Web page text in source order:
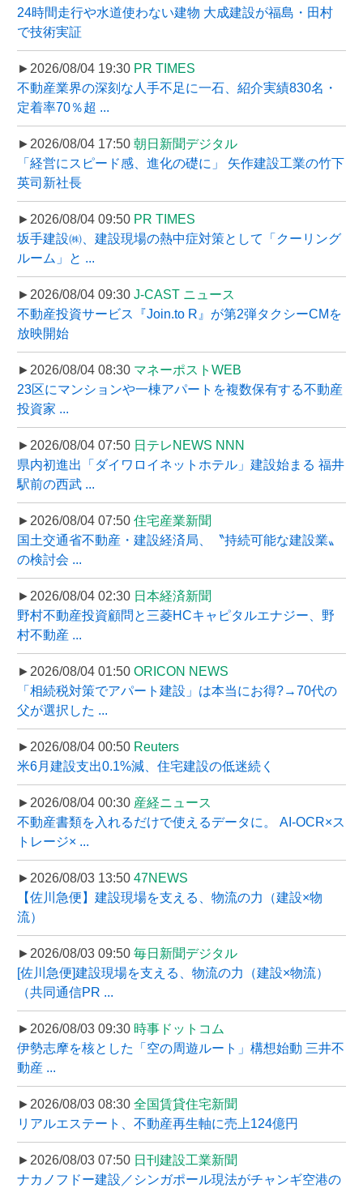
24時間走行や水道使わない建物 大成建設が福島・田村
で技術実証
►2026/08/04 19:30 PR TIMES
不動産業界の深刻な人手不足に一石、紹介実績830名・
定着率70％超 ...
►2026/08/04 17:50 朝日新聞デジタル
「経営にスピード感、進化の礎に」 矢作建設工業の竹下
英司新社長
►2026/08/04 09:50 PR TIMES
坂手建設㈱、建設現場の熱中症対策として「クーリング
ルーム」と ...
►2026/08/04 09:30 J-CAST ニュース
不動産投資サービス『Join.to R』が第2弾タクシーCMを
放映開始
►2026/08/04 08:30 マネーポストWEB
23区にマンションや一棟アパートを複数保有する不動産
投資家 ...
►2026/08/04 07:50 日テレNEWS NNN
県内初進出「ダイワロイネットホテル」建設始まる 福井
駅前の西武 ...
►2026/08/04 07:50 住宅産業新聞
国土交通省不動産・建設経済局、〝持続可能な建設業〟
の検討会 ...
►2026/08/04 02:30 日本経済新聞
野村不動産投資顧問と三菱HCキャピタルエナジー、野
村不動産 ...
►2026/08/04 01:50 ORICON NEWS
「相続税対策でアパート建設」は本当にお得?→70代の
父が選択した ...
►2026/08/04 00:50 Reuters
米6月建設支出0.1%減、住宅建設の低迷続く
►2026/08/04 00:30 産経ニュース
不動産書類を入れるだけで使えるデータに。 AI-OCR×ス
トレージ× ...
►2026/08/03 13:50 47NEWS
【佐川急便】建設現場を支える、物流の力（建設×物
流）
►2026/08/03 09:50 毎日新聞デジタル
[佐川急便]建設現場を支える、物流の力（建設×物流）
（共同通信PR ...
►2026/08/03 09:30 時事ドットコム
伊勢志摩を核とした「空の周遊ルート」構想始動 三井不
動産 ...
►2026/08/03 08:30 全国賃貸住宅新聞
リアルエステート、不動産再生軸に売上124億円
►2026/08/03 07:50 日刊建設工業新聞
ナカノフドー建設／シンガポール現法がチャンギ空港の